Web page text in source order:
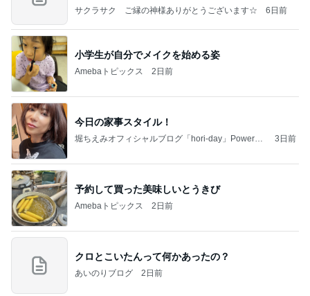
の恐
サクラサク ご縁の神様ありがとうございます☆ 6日前
小学生が自分でメイクを始める姿
Amebaトピックス 2日前
今日の家事スタイル！
堀ちえみオフィシャルブログ「hori-day」Powered
3日前
予約して買った美味しいとうきび
Amebaトピックス 2日前
クロとこいたんって何かあったの？
あいのりブログ 2日前